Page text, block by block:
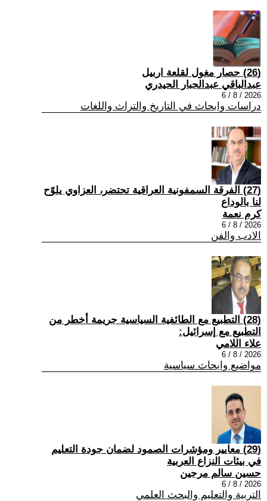
(26) حصار مغول لقلعة اربيل
عبدالباقي عبدالجبار الحيدري
2026 / 8 / 6
دراسات وابحاث في التاريخ والتراث واللغات
(27) الفرقة السمفونية العراقية تحتضر، العزاوي يلوّح
لنا بالوداع
كرم نعمة
2026 / 8 / 6
الادب والفن
(28) التطبيع مع الطائفية السياسية جريمة أخطر من
التطبيع مع إسرائيل:
علاء اللامي
2026 / 8 / 6
مواضيع وابحاث سياسية
(29) معايير ومؤشرات الصمود لضمان جودة التعليم
في بيئات النزاع العربية
حسين سالم مرجين
2026 / 8 / 6
التربية والتعليم والبحث العلمي